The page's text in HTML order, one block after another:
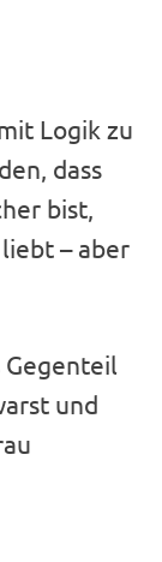
Logik zu
dass
bist,
– aber
Gegenteil
und